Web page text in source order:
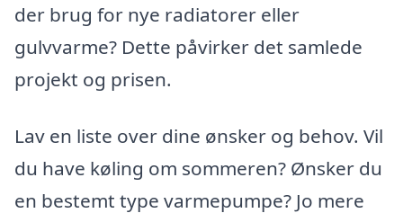
der brug for nye radiatorer eller
gulvvarme? Dette påvirker det samlede
projekt og prisen.
Lav en liste over dine ønsker og behov. Vil
du have køling om sommeren? Ønsker du
en bestemt type varmepumpe? Jo mere